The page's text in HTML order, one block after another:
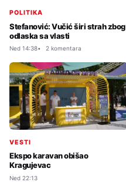
POLITIKA
Stefanović: Vučić širi strah zbog
odlaska sa vlasti
Ned 14:38 2 komentara
VESTI
Ekspo karavan obišao
Kragujevac
Ned 22:13